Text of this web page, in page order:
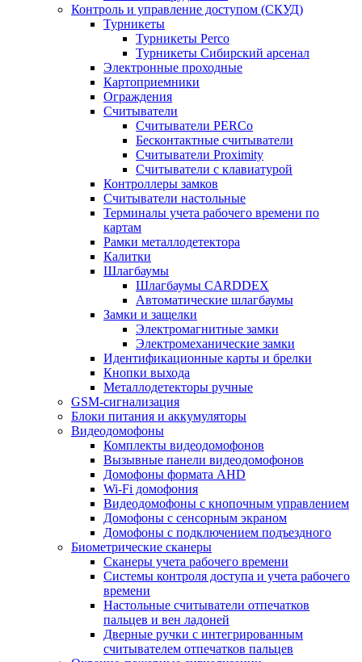
Контроль и управление доступом (СКУД)
Турникеты
Турникеты Perco
Турникеты Сибирский арсенал
Электронные проходные
Картоприемники
Ограждения
Считыватели
Считыватели PERCo
Бесконтактные считыватели
Считыватели Proximity
Считыватели с клавиатурой
Контроллеры замков
Считыватели настольные
Терминалы учета рабочего времени по
картам
Рамки металлодетектора
Калитки
Шлагбаумы
Шлагбаумы CARDDEX
Автоматические шлагбаумы
Замки и защелки
Электромагнитные замки
Электромеханические замки
Идентификационные карты и брелки
Кнопки выхода
Металлодетекторы ручные
GSM-сигнализация
Блоки питания и аккумуляторы
Видеодомофоны
Комплекты видеодомофонов
Вызывные панели видеодомофонов
Домофоны формата AHD
Wi-Fi домофония
Видеодомофоны с кнопочным управлением
Домофоны с сенсорным экраном
Домофоны с подключением подъездного
Биометрические сканеры
Сканеры учета рабочего времени
Системы контроля доступа и учета рабочего
времени
Настольные считыватели отпечатков
пальцев и вен ладоней
Дверные ручки с интегрированным
считывателем отпечатков пальцев